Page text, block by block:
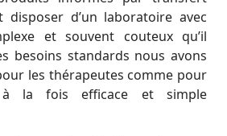
d’un laboratoire avec
et souvent couteux qu’il
besoins standards nous avons
les thérapeutes comme pour
à la fois efficace et simple